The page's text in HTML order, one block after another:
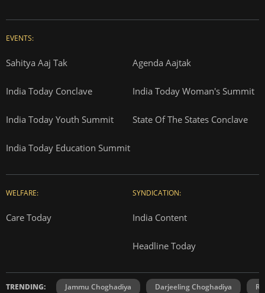
EVENTS:
Sahitya Aaj Tak Agenda Aajtak
India Today Conclave India Today Woman's Summit
India Today Youth Summit State Of The States Conclave
India Today Education Summit
WELFARE:
Care Today
SYNDICATION:
India Content
Headline Today
TRENDING: Jammu Choghadiya Darjeeling Choghadiya